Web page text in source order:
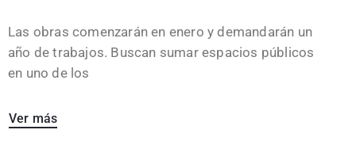
Las obras comenzarán en enero y demandarán un
año de trabajos. Buscan sumar espacios públicos
en uno de los
Ver más